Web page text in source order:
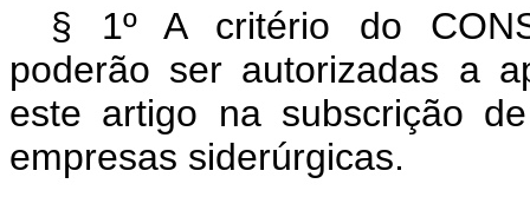
§ 1º A critério do
poderão ser autorizadas a
este artigo na subscrição
empresas siderúrgicas.